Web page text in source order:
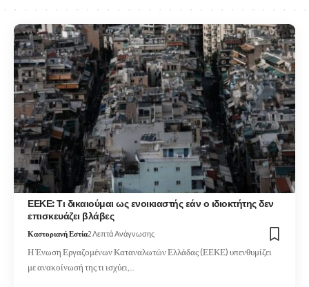
ΕΕΚΕ: Τι δικαιούμαι ως ενοικιαστής εάν ο ιδιοκτήτης δεν
επισκευάζει βλάβες
Καστοριανή Εστία2 Λεπτά Ανάγνωσης
Η Ένωση Εργαζομένων Καταναλωτών Ελλάδας (ΕΕΚΕ) υπενθυμίζει
με ανακοίνωσή της τι ισχύει,…